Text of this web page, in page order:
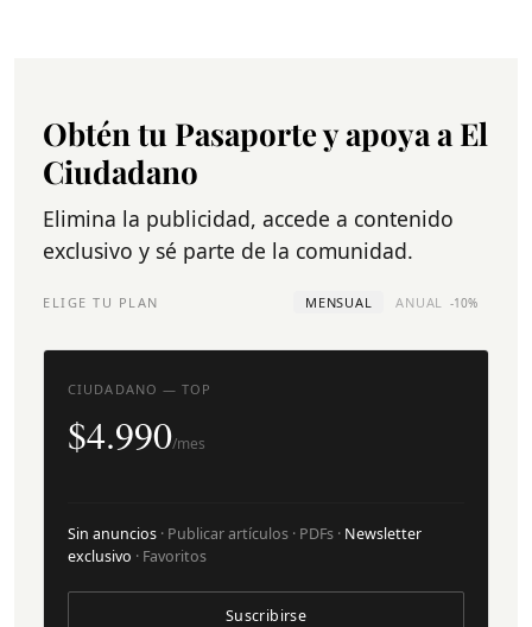
Obtén tu Pasaporte y apoya a El
Ciudadano
Elimina la publicidad, accede a contenido
exclusivo y sé parte de la comunidad.
ELIGE TU PLAN MENSUAL ANUAL -10%
CIUDADANO — TOP
$4.990/mes
Sin anuncios · Publicar artículos · PDFs · Newsletter
exclusivo · Favoritos
Suscribirse